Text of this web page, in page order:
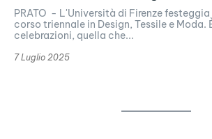
PRATO - L'Università di Firenze
corso triennale in Design, Tessile e Moda.
celebrazioni, quella che...
7 Luglio 2025